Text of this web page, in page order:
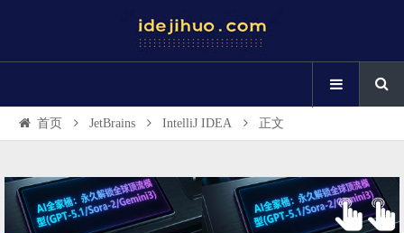
首页 JetBrains IntelliJ IDEA 正文